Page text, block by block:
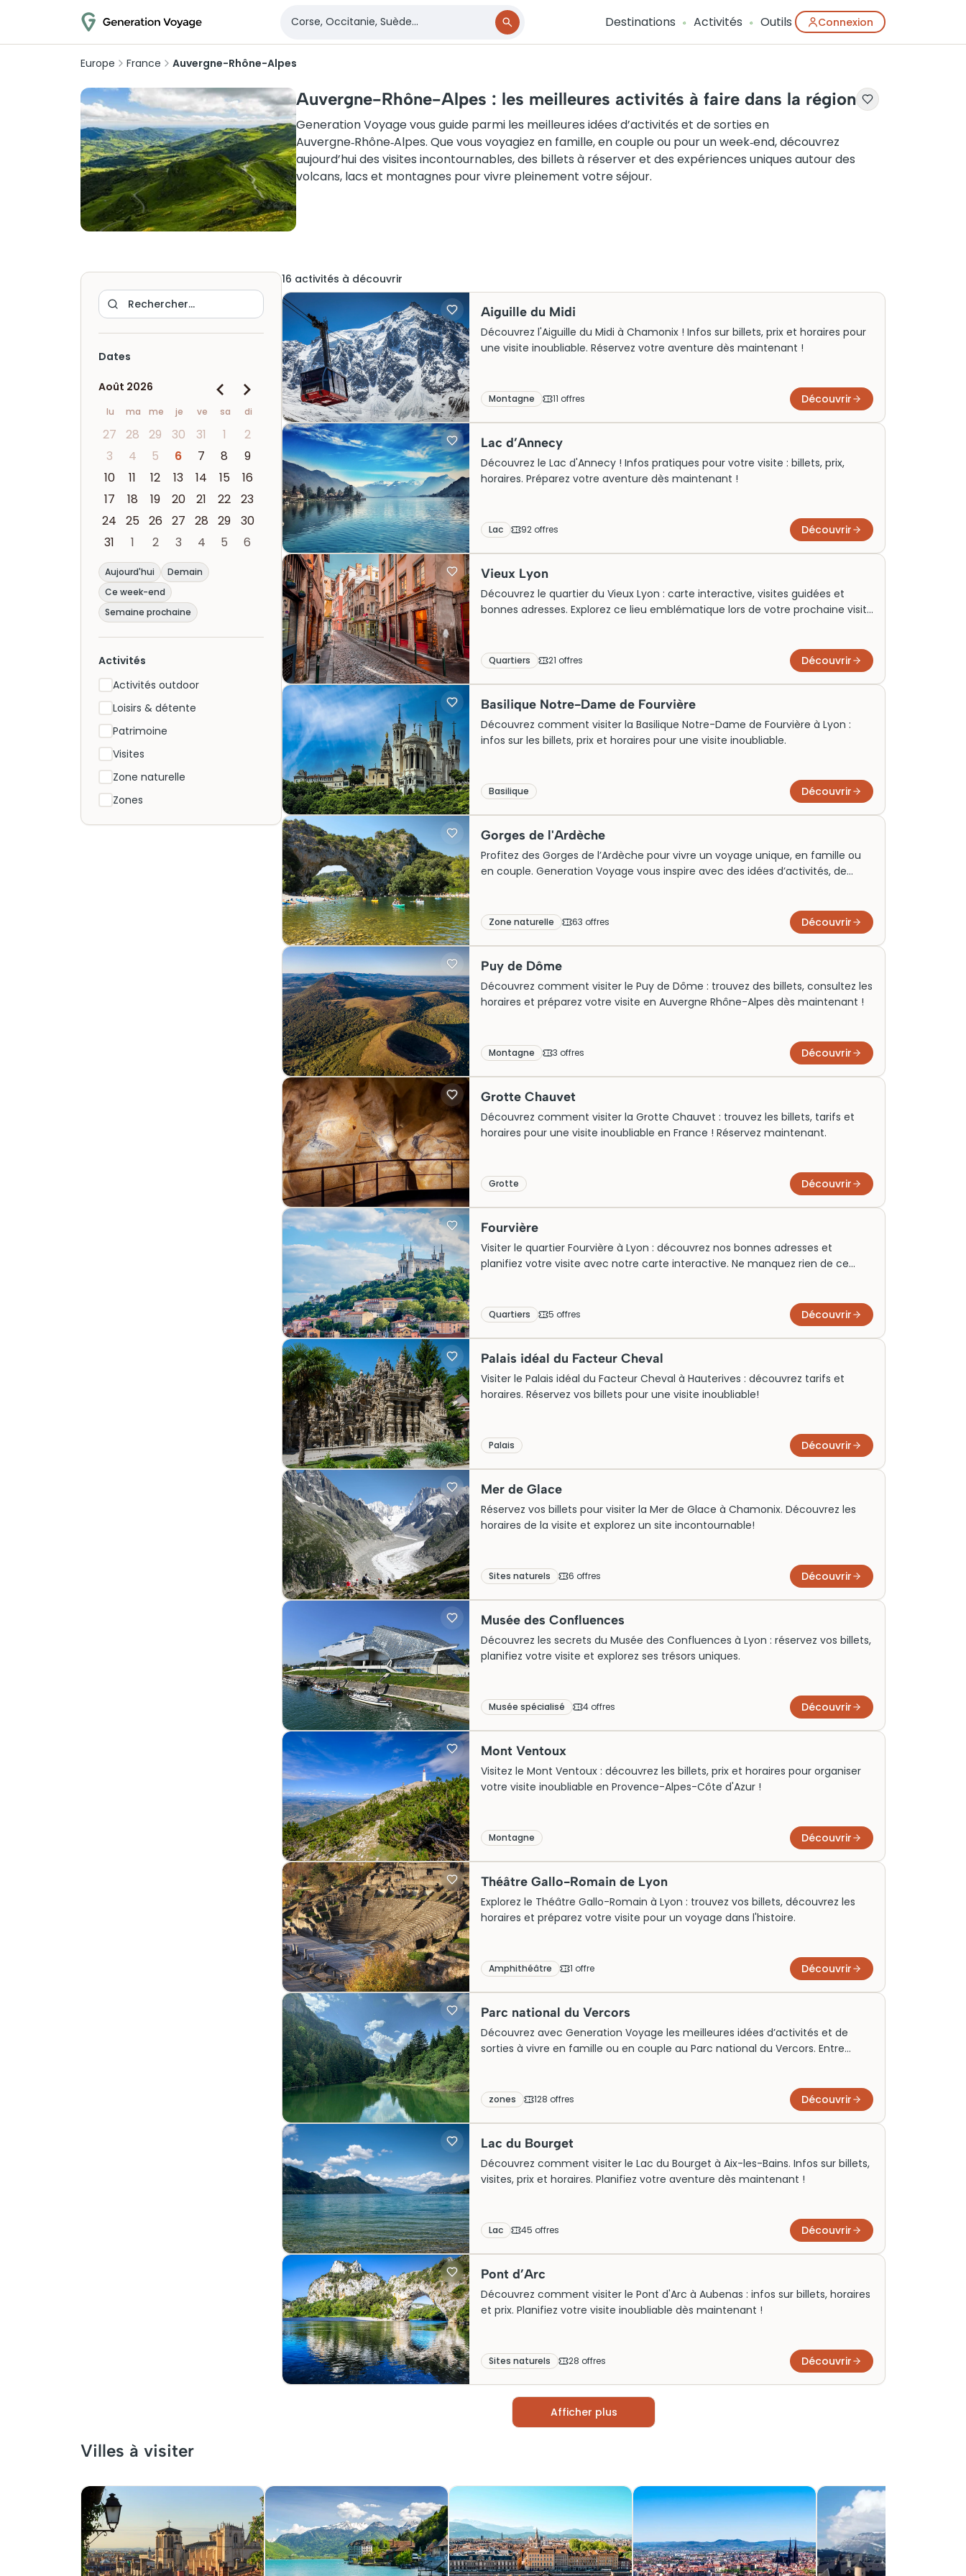
Destinations Activités Outils Connexion
Europe France Auvergne-Rhône-Alpes
Auvergne-Rhône-Alpes : les meilleures activités à faire dans la région
Generation Voyage vous guide parmi les meilleures idées d’activités et de sorties en
Auvergne‑Rhône‑Alpes. Que vous voyagiez en famille, en couple ou pour un week‑end, découvrez
aujourd’hui des visites incontournables, des billets à réserver et des expériences uniques autour des
volcans, lacs et montagnes pour vivre pleinement votre séjour.
Dates
Août 2026
lu ma me je ve sa di
27 28 29 30 31 1
2
3
4 5 6 7 8
9
10
11 12 13 14 15
16
17
18 19 20 21 22
23
24
25 26 27 28 29
30
31
1 2 3 4 5 6
Aujourd'hui
Demain
Ce week-end
Semaine prochaine
Activités
Activités outdoor
Loisirs & détente
Patrimoine
Visites
Zone naturelle
Zones
16 activités à découvrir
Aiguille du Midi
Découvrez l'Aiguille du Midi à Chamonix ! Infos sur billets, prix et horaires pour
une visite inoubliable. Réservez votre aventure dès maintenant !
Montagne 11 offres Découvrir
Lac d’Annecy
Découvrez le Lac d'Annecy ! Infos pratiques pour votre visite : billets, prix,
horaires. Préparez votre aventure dès maintenant !
Lac 92 offres Découvrir
Vieux Lyon
Découvrez le quartier du Vieux Lyon : carte interactive, visites guidées et
bonnes adresses. Explorez ce lieu emblématique lors de votre prochaine visite
Quartiers 21 offres Découvrir
Basilique Notre-Dame de Fourvière
Découvrez comment visiter la Basilique Notre-Dame de Fourvière à Lyon :
infos sur les billets, prix et horaires pour une visite inoubliable.
Basilique Découvrir
Gorges de l'Ardèche
Profitez des Gorges de l’Ardèche pour vivre un voyage unique, en famille ou
en couple. Generation Voyage vous inspire avec des idées d’activités, de
spectaculaire.
Zone naturelle 63 offres Découvrir
Puy de Dôme
Découvrez comment visiter le Puy de Dôme : trouvez des billets, consultez les
horaires et préparez votre visite en Auvergne Rhône-Alpes dès maintenant !
Montagne 3 offres Découvrir
Grotte Chauvet
Découvrez comment visiter la Grotte Chauvet : trouvez les billets, tarifs et
horaires pour une visite inoubliable en France ! Réservez maintenant.
Grotte Découvrir
Fourvière
Visiter le quartier Fourvière à Lyon : découvrez nos bonnes adresses et
planifiez votre visite avec notre carte interactive. Ne manquez rien de ce
Quartiers 5 offres Découvrir
Palais idéal du Facteur Cheval
Visiter le Palais idéal du Facteur Cheval à Hauterives : découvrez tarifs et
horaires. Réservez vos billets pour une visite inoubliable!
Palais Découvrir
Mer de Glace
Réservez vos billets pour visiter la Mer de Glace à Chamonix. Découvrez les
horaires de la visite et explorez un site incontournable!
Sites naturels 6 offres Découvrir
Musée des Confluences
Découvrez les secrets du Musée des Confluences à Lyon : réservez vos billets,
planifiez votre visite et explorez ses trésors uniques.
Musée spécialisé 4 offres Découvrir
Mont Ventoux
Visitez le Mont Ventoux : découvrez les billets, prix et horaires pour organiser
votre visite inoubliable en Provence-Alpes-Côte d'Azur !
Montagne Découvrir
Théâtre Gallo-Romain de Lyon
Explorez le Théâtre Gallo-Romain à Lyon : trouvez vos billets, découvrez les
horaires et préparez votre visite pour un voyage dans l'histoire.
Amphithéâtre 1 offre Découvrir
Parc national du Vercors
Découvrez avec Generation Voyage les meilleures idées d’activités et de
sorties à vivre en famille ou en couple au Parc national du Vercors. Entre
d’un territoire sauvage et authentique.
zones 128 offres Découvrir
Lac du Bourget
Découvrez comment visiter le Lac du Bourget à Aix-les-Bains. Infos sur billets,
visites, prix et horaires. Planifiez votre aventure dès maintenant !
Lac 45 offres Découvrir
Pont d’Arc
Découvrez comment visiter le Pont d'Arc à Aubenas : infos sur billets, horaires
et prix. Planifiez votre visite inoubliable dès maintenant !
Sites naturels 28 offres Découvrir
Afficher plus
Villes à visiter